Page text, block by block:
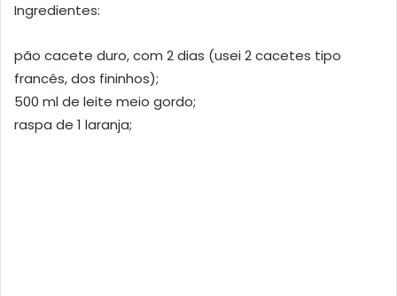
Ingredientes:
pão cacete duro, com 2 dias (usei 2 cacetes tipo
francês, dos fininhos);
500 ml de leite meio gordo;
raspa de 1 laranja;